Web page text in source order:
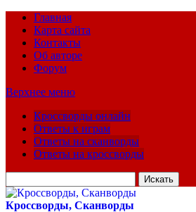
Главная
Карта сайта
Контакты
Об авторе
Форум
Верхнее меню
Кроссворды онлайн
Ответы к играм
Ответы на сканворды
Ответы на кроссворды
для:
Кроссворды, Сканворды